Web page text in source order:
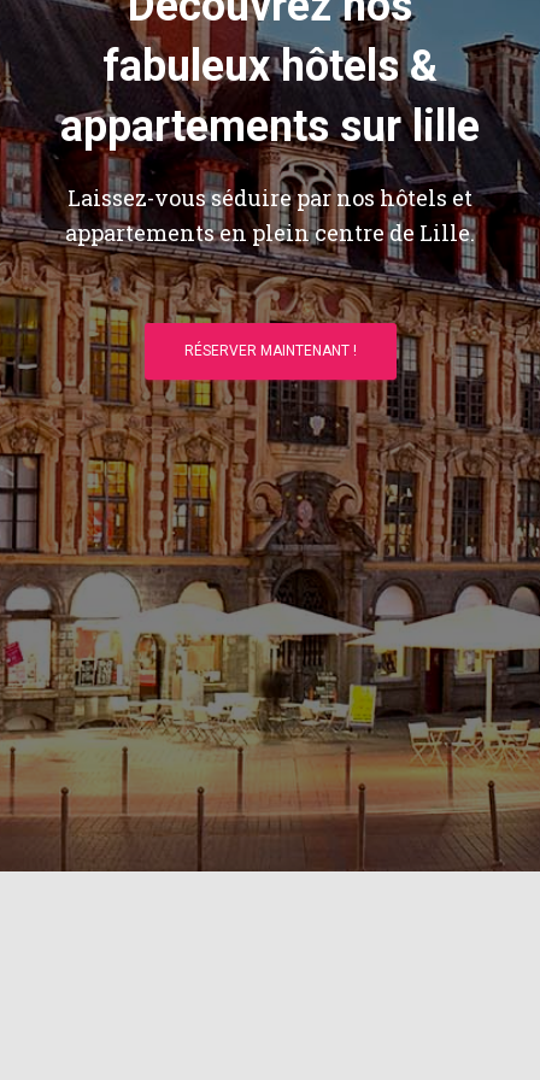
fabuleux hôtels &
appartements sur lille
Laissez-vous séduire par nos hôtels et
appartements en plein centre de Lille.
RÉSERVER MAINTENANT !